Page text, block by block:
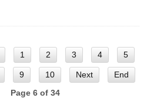
1 2 3 4 5
9 10 Next
End
Page 6 of 34